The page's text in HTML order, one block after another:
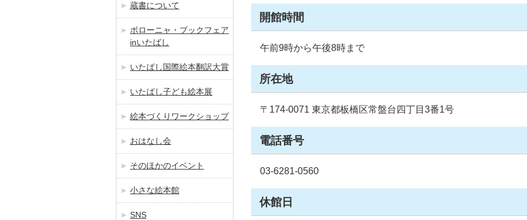
開館時間
午前9時から午後8時まで
所在地
〒174-0071 東京都板橋区常盤台四丁目3番1号
電話番号
03-6281-0560
休館日
蔵書について
ボローニャ・ブックフェア
inいたばし
いたばし国際絵本翻訳大賞
いたばし子ども絵本展
絵本づくりワークショップ
おはなし会
そのほかのイベント
小さな絵本館
SNS